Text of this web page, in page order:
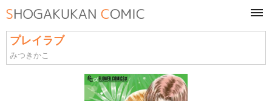
プレイラブ
みつきかこ